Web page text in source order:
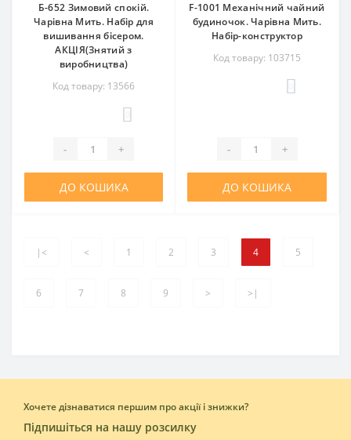
Б-652 Зимовий спокій.
Чарівна Мить. Набір для
вишивання бісером.
АКЦІЯ(Знятий з
виробництва)
Код товару: 13566
- +
ДО КОШИКА
F-1001 Механічний чайний
будиночок. Чарівна Мить.
Набір-конструктор
Код товару: 103715
- +
ДО КОШИКА
|< < 1 2 3 4 5
6 7 8 9 > >|
Хочете дізнаватися першим про акції і знижки?
Підпишіться на нашу розсилку